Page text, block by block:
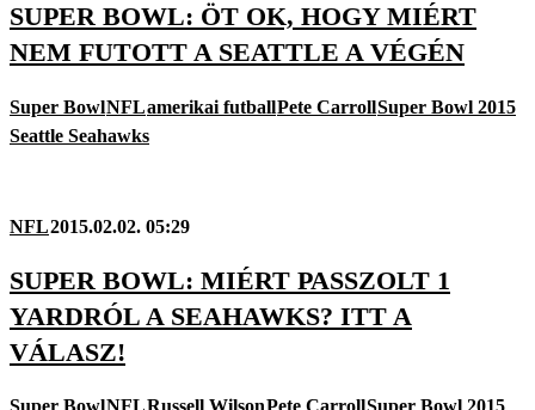
SUPER BOWL: ÖT OK, HOGY MIÉRT
NEM FUTOTT A SEATTLE A VÉGÉN
Super BowlNFLamerikai futballPete CarrollSuper Bowl 2015
Seattle Seahawks
NFL2015.02.02. 05:29
SUPER BOWL: MIÉRT PASSZOLT 1
YARDRÓL A SEAHAWKS? ITT A
VÁLASZ!
Super BowlNFLRussell WilsonPete CarrollSuper Bowl 2015